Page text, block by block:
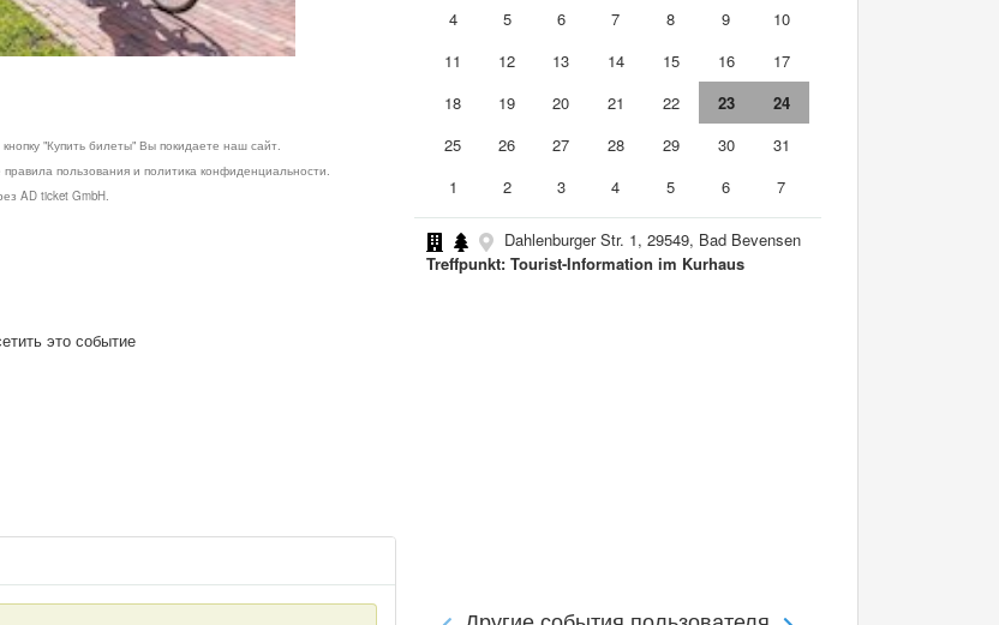
"Купить билеты" Вы покидаете наш сайт.
пользования и политика конфиденциальности.
AD ticket GmbH.
это событие
4
5 6 7 8 9
10
11
12 13 14 15 16
17
18
19 20 21 22 23
24
25
26 27 28 29 30
31
1
2 3 4 5 6 7
Dahlenburger Str. 1, 29549, Bad Bevensen
Treffpunkt: Tourist-Information im Kurhaus